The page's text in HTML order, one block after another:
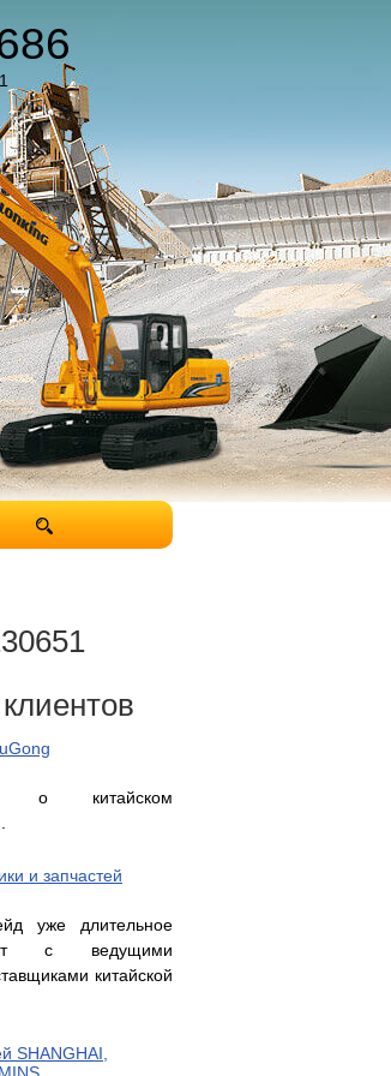
о китайском
и запчастей
уже длительное
с ведущими
китайской
SHANGHAI,